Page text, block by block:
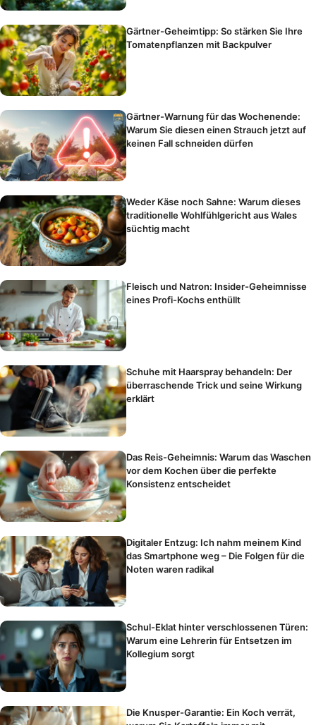
Gärtner-Geheimtipp: So stärken Sie Ihre
Tomatenpflanzen mit Backpulver
Gärtner-Warnung für das Wochenende:
Warum Sie diesen einen Strauch jetzt auf
keinen Fall schneiden dürfen
Weder Käse noch Sahne: Warum dieses
traditionelle Wohlfühlgericht aus Wales
süchtig macht
Fleisch und Natron: Insider-Geheimnisse
eines Profi-Kochs enthüllt
Schuhe mit Haarspray behandeln: Der
überraschende Trick und seine Wirkung
erklärt
Das Reis-Geheimnis: Warum das Waschen
vor dem Kochen über die perfekte
Konsistenz entscheidet
Digitaler Entzug: Ich nahm meinem Kind
das Smartphone weg – Die Folgen für die
Noten waren radikal
Schul-Eklat hinter verschlossenen Türen:
Warum eine Lehrerin für Entsetzen im
Kollegium sorgt
Die Knusper-Garantie: Ein Koch verrät,